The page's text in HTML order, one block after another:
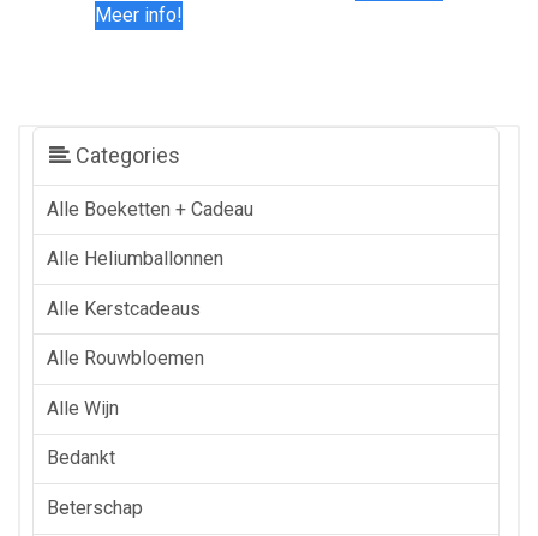
Meer info!
Categories
Alle Boeketten + Cadeau
Alle Heliumballonnen
Alle Kerstcadeaus
Alle Rouwbloemen
Alle Wijn
Bedankt
Beterschap